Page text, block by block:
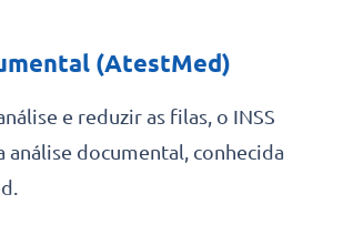
(AtestMed)
e reduzir as filas, o INSS
documental, conhecida